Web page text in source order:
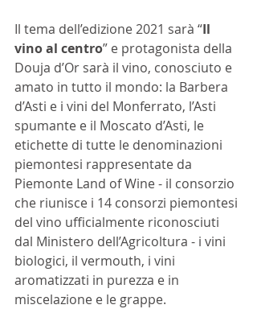
Il tema dell’edizione 2021 sarà “Il
vino al centro” e protagonista della
Douja d’Or sarà il vino, conosciuto e
amato in tutto il mondo: la Barbera
d’Asti e i vini del Monferrato, l’Asti
spumante e il Moscato d’Asti, le
etichette di tutte le denominazioni
piemontesi rappresentate da
Piemonte Land of Wine - il consorzio
che riunisce i 14 consorzi piemontesi
del vino ufficialmente riconosciuti
dal Ministero dell’Agricoltura - i vini
biologici, il vermouth, i vini
aromatizzati in purezza e in
miscelazione e le grappe.